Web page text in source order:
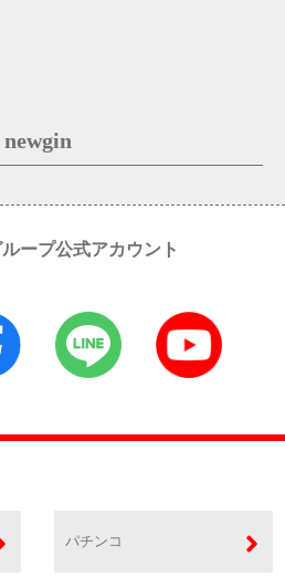
newgin
ープ公式アカウント
パチンコ